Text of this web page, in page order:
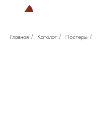
Главная / Каталог / Постеры /